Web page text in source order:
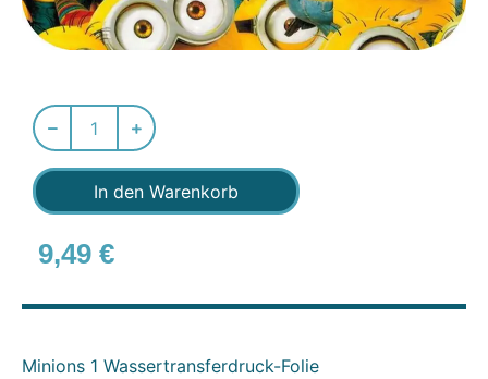
In den Warenkorb
9,49 €
Minions 1 Wassertransferdruck-Folie